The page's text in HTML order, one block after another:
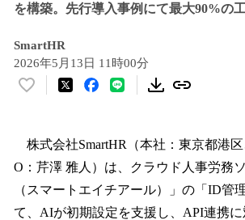
を構築。先行導入事例にて最大90%の
SmartHR
2026年5月13日 11時00分
い
！
数
を
読
株式会社SmartHR（本社：東京都港
O：芹澤 雅人）は、クラウド人事労務
（スマートエイチアール）」の「ID管
て、AIが初期設定を支援し、API連携